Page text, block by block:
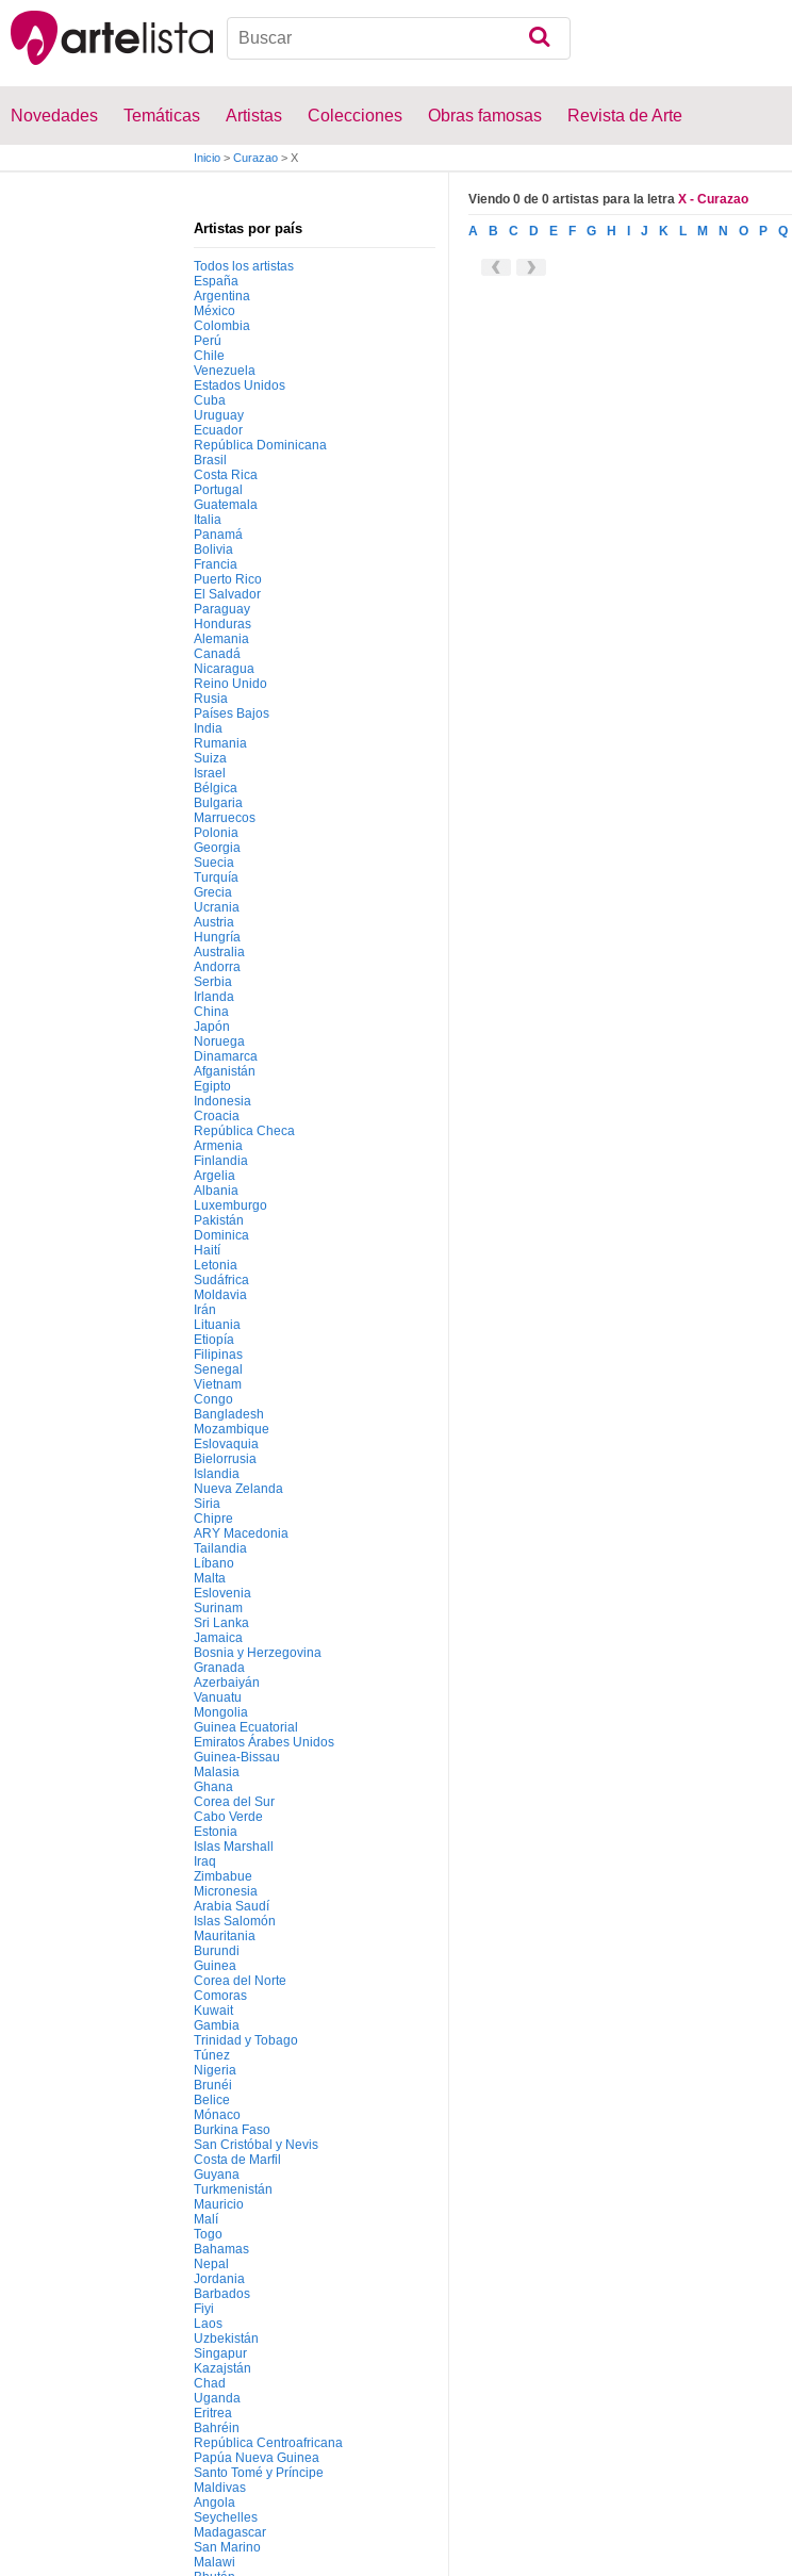
Novedades Temáticas Artistas Colecciones Obras famosas Revista de Arte
Inicio > Curazao > X
Artistas por país
Todos los artistas
España
Argentina
México
Colombia
Perú
Chile
Venezuela
Estados Unidos
Cuba
Uruguay
Ecuador
República Dominicana
Brasil
Costa Rica
Portugal
Guatemala
Italia
Panamá
Bolivia
Francia
Puerto Rico
El Salvador
Paraguay
Honduras
Alemania
Canadá
Nicaragua
Reino Unido
Rusia
Países Bajos
India
Rumania
Suiza
Israel
Bélgica
Bulgaria
Marruecos
Polonia
Georgia
Suecia
Turquía
Grecia
Ucrania
Austria
Hungría
Australia
Andorra
Serbia
Irlanda
China
Japón
Noruega
Dinamarca
Afganistán
Egipto
Indonesia
Croacia
República Checa
Armenia
Finlandia
Argelia
Albania
Luxemburgo
Pakistán
Dominica
Haití
Letonia
Sudáfrica
Moldavia
Irán
Lituania
Etiopía
Filipinas
Senegal
Vietnam
Congo
Bangladesh
Mozambique
Eslovaquia
Bielorrusia
Islandia
Nueva Zelanda
Siria
Chipre
ARY Macedonia
Tailandia
Líbano
Malta
Eslovenia
Surinam
Sri Lanka
Jamaica
Bosnia y Herzegovina
Granada
Azerbaiyán
Vanuatu
Mongolia
Guinea Ecuatorial
Emiratos Árabes Unidos
Guinea-Bissau
Malasia
Ghana
Corea del Sur
Cabo Verde
Estonia
Islas Marshall
Iraq
Zimbabue
Micronesia
Arabia Saudí
Islas Salomón
Mauritania
Burundi
Guinea
Corea del Norte
Comoras
Kuwait
Gambia
Trinidad y Tobago
Túnez
Nigeria
Brunéi
Belice
Mónaco
Burkina Faso
San Cristóbal y Nevis
Costa de Marfil
Guyana
Turkmenistán
Mauricio
Malí
Togo
Bahamas
Nepal
Jordania
Barbados
Fiyi
Laos
Uzbekistán
Singapur
Kazajstán
Chad
Uganda
Eritrea
Bahréin
República Centroafricana
Papúa Nueva Guinea
Santo Tomé y Príncipe
Maldivas
Angola
Seychelles
Madagascar
San Marino
Malawi
Viendo 0 de 0 artistas para la letra X - Curazao
A B C D E F G H J K L M N O P Q